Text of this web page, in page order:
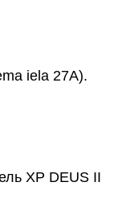
iela 27A).
XP DEUS II